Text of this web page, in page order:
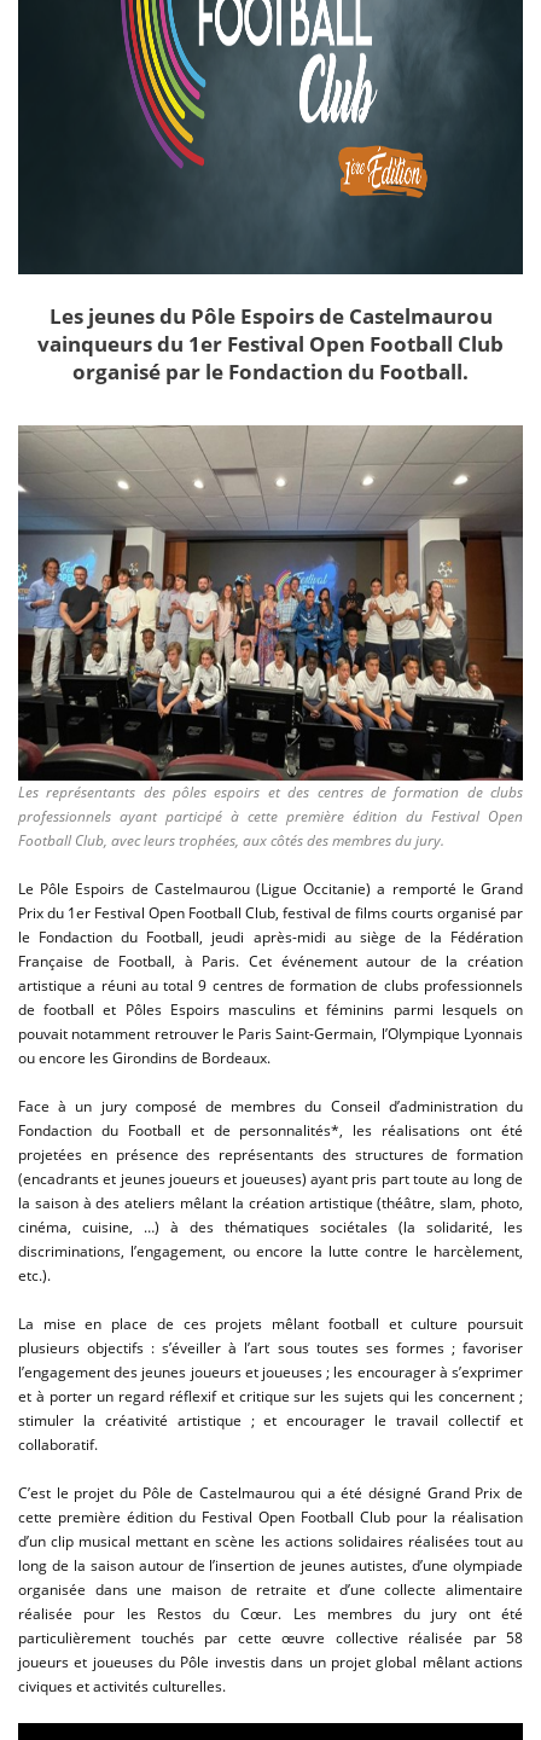
Les jeunes du Pôle Espoirs de Castelmaurou
vainqueurs du 1er Festival Open Football Club
organisé par le Fondaction du Football.
Les représentants des pôles espoirs et des centres de formation de clubs
professionnels ayant participé à cette première édition du Festival Open
Football Club, avec leurs trophées, aux côtés des membres du jury.
Le Pôle Espoirs de Castelmaurou (Ligue Occitanie) a remporté le Grand
Prix du 1er Festival Open Football Club, festival de films courts organisé par
le Fondaction du Football, jeudi après-midi au siège de la Fédération
Française de Football, à Paris. Cet événement autour de la création
artistique a réuni au total 9 centres de formation de clubs professionnels
de football et Pôles Espoirs masculins et féminins parmi lesquels on
pouvait notamment retrouver le Paris Saint-Germain, l’Olympique Lyonnais
ou encore les Girondins de Bordeaux.
Face à un jury composé de membres du Conseil d’administration du
Fondaction du Football et de personnalités*, les réalisations ont été
projetées en présence des représentants des structures de formation
(encadrants et jeunes joueurs et joueuses) ayant pris part toute au long de
la saison à des ateliers mêlant la création artistique (théâtre, slam, photo,
cinéma, cuisine, …) à des thématiques sociétales (la solidarité, les
discriminations, l’engagement, ou encore la lutte contre le harcèlement,
etc.).
La mise en place de ces projets mêlant football et culture poursuit
plusieurs objectifs : s’éveiller à l’art sous toutes ses formes ; favoriser
l’engagement des jeunes joueurs et joueuses ; les encourager à s’exprimer
et à porter un regard réflexif et critique sur les sujets qui les concernent ;
stimuler la créativité artistique ; et encourager le travail collectif et
collaboratif.
C’est le projet du Pôle de Castelmaurou qui a été désigné Grand Prix de
cette première édition du Festival Open Football Club pour la réalisation
d’un clip musical mettant en scène les actions solidaires réalisées tout au
long de la saison autour de l’insertion de jeunes autistes, d’une olympiade
organisée dans une maison de retraite et d’une collecte alimentaire
réalisée pour les Restos du Cœur. Les membres du jury ont été
particulièrement touchés par cette œuvre collective réalisée par 58
joueurs et joueuses du Pôle investis dans un projet global mêlant actions
civiques et activités culturelles.